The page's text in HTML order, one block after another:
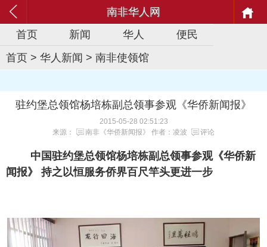
南非华人网
首页
新闻 华人
便民
首页 > 华人新闻 > 南非使领馆
驻约堡总领馆杨培栋副总领事参观《华侨新闻报》
2015-05-28 02:51:23
来源：
南非《华侨新闻报》 作者：凌波 评论
中国驻约堡总领馆杨培栋副总领事参观《华侨新
闻报》 持之以恒服务侨界百尺竿头更进一步